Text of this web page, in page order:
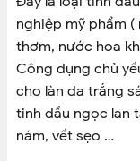
nghiệp mỹ phẩm
thơm, nước hoa
Công dụng chủ
cho làn da trắng
tinh dầu ngọc lan
nám, vết sẹo …